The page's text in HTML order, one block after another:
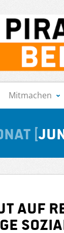
Mitmachen
auf